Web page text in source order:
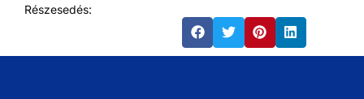
Részesedés: